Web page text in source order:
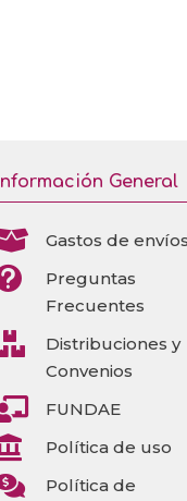
General
Gastos de
Preguntas
Frecuentes
Distribuciones y
Convenios
FUNDAE
Política de uso
Política de